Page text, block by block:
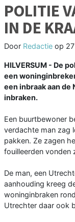
POLITIE
IN DE
Door Redactie op
HILVERSUM - De
een
een inbraak aan
inbraken.
Een buurtbewoner
verdachte man zag
pakken. Ze zagen
fouilleerden vonden
De man, een
aanhouding kreeg
woninginbraken
Utrechter daar ook